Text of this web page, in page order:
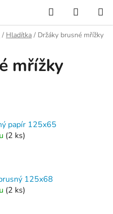
Hledat
KOŠÍK
/ Hladítka / Držáky brusné mřížky
mřížky
papír 125x65
(2 ks)
125x68
(2 ks)